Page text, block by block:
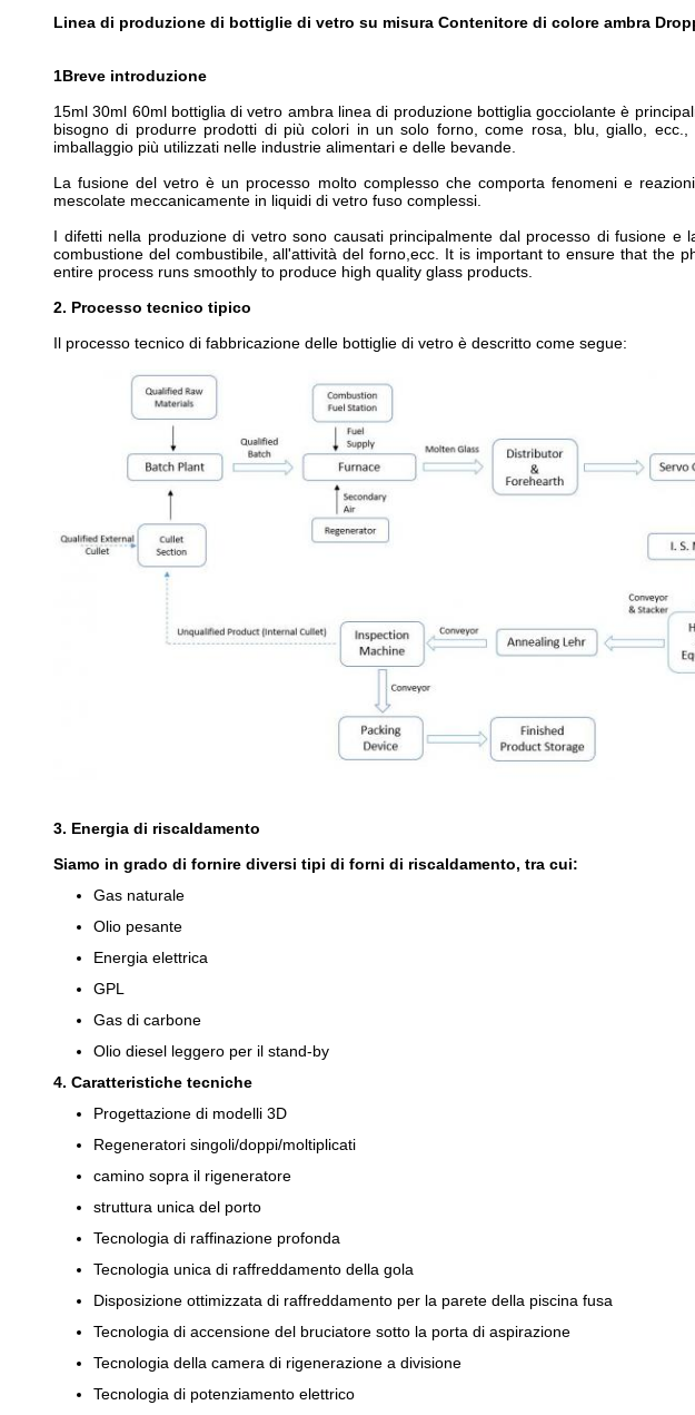
Linea di produzione di bottiglie di vetro su misura Contenitore di colore ambra
1Breve introduzione
15ml 30ml 60ml bottiglia di vetro ambra linea di produzione bottiglia gocciolante è
bisogno di produrre prodotti di più colori in un solo forno, come rosa, blu, giallo,
imballaggio più utilizzati nelle industrie alimentari e delle bevande.
La fusione del vetro è un processo molto complesso che comporta fenomeni e
mescolate meccanicamente in liquidi di vetro fuso complessi.
I difetti nella produzione di vetro sono causati principalmente dal processo di fusione
combustione del combustibile, all'attività del forno,ecc. It is important to ensure that the
entire process runs smoothly to produce high quality glass products.
2. Processo tecnico tipico
Il processo tecnico di fabbricazione delle bottiglie di vetro è descritto come segue:
3. Energia di riscaldamento
Siamo in grado di fornire diversi tipi di forni di riscaldamento, tra cui:
Gas naturale
Olio pesante
Energia elettrica
GPL
Gas di carbone
Olio diesel leggero per il stand-by
4. Caratteristiche tecniche
Progettazione di modelli 3D
Regeneratori singoli/doppi/moltiplicati
camino sopra il rigeneratore
struttura unica del porto
Tecnologia di raffinazione profonda
Tecnologia unica di raffreddamento della gola
Disposizione ottimizzata di raffreddamento per la parete della piscina fusa
Tecnologia di accensione del bruciatore sotto la porta di aspirazione
Tecnologia della camera di rigenerazione a divisione
Tecnologia di potenziamento elettrico